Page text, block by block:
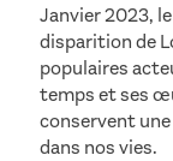
Janvier 2023,
disparition de
populaires
temps et ses
conservent
dans nos vies.